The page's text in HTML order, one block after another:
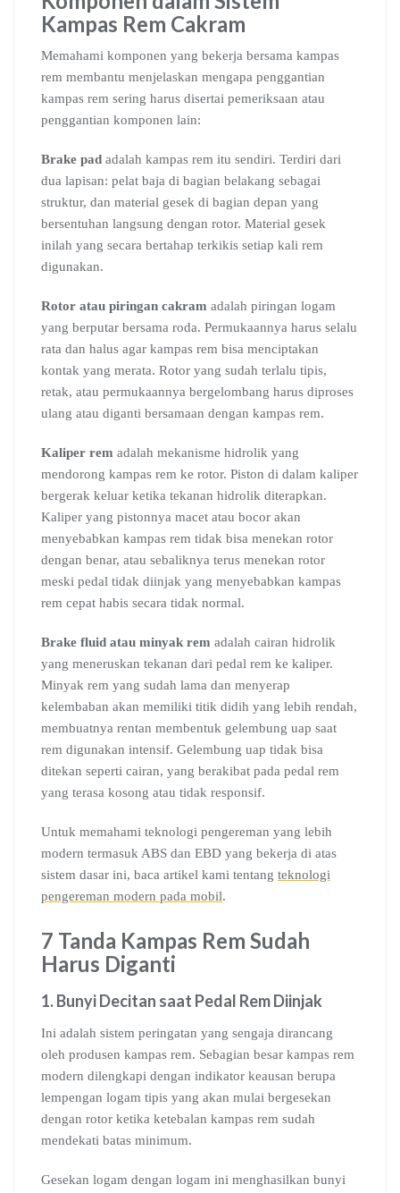
Kampas Rem Cakram
Memahami komponen yang bekerja bersama kampas
rem membantu menjelaskan mengapa penggantian
kampas rem sering harus disertai pemeriksaan atau
penggantian komponen lain:
Brake pad adalah kampas rem itu sendiri. Terdiri dari
dua lapisan: pelat baja di bagian belakang sebagai
struktur, dan material gesek di bagian depan yang
bersentuhan langsung dengan rotor. Material gesek
inilah yang secara bertahap terkikis setiap kali rem
digunakan.
Rotor atau piringan cakram adalah piringan logam
yang berputar bersama roda. Permukaannya harus selalu
rata dan halus agar kampas rem bisa menciptakan
kontak yang merata. Rotor yang sudah terlalu tipis,
retak, atau permukaannya bergelombang harus diproses
ulang atau diganti bersamaan dengan kampas rem.
Kaliper rem adalah mekanisme hidrolik yang
mendorong kampas rem ke rotor. Piston di dalam kaliper
bergerak keluar ketika tekanan hidrolik diterapkan.
Kaliper yang pistonnya macet atau bocor akan
menyebabkan kampas rem tidak bisa menekan rotor
dengan benar, atau sebaliknya terus menekan rotor
meski pedal tidak diinjak yang menyebabkan kampas
rem cepat habis secara tidak normal.
Brake fluid atau minyak rem adalah cairan hidrolik
yang meneruskan tekanan dari pedal rem ke kaliper.
Minyak rem yang sudah lama dan menyerap
kelembaban akan memiliki titik didih yang lebih rendah,
membuatnya rentan membentuk gelembung uap saat
rem digunakan intensif. Gelembung uap tidak bisa
ditekan seperti cairan, yang berakibat pada pedal rem
yang terasa kosong atau tidak responsif.
Untuk memahami teknologi pengereman yang lebih
modern termasuk ABS dan EBD yang bekerja di atas
sistem dasar ini, baca artikel kami tentang teknologi
pengereman modern pada mobil.
7 Tanda Kampas Rem Sudah
Harus Diganti
1. Bunyi Decitan saat Pedal Rem Diinjak
Ini adalah sistem peringatan yang sengaja dirancang
oleh produsen kampas rem. Sebagian besar kampas rem
modern dilengkapi dengan indikator keausan berupa
lempengan logam tipis yang akan mulai bergesekan
dengan rotor ketika ketebalan kampas rem sudah
mendekati batas minimum.
Gesekan logam dengan logam ini menghasilkan bunyi